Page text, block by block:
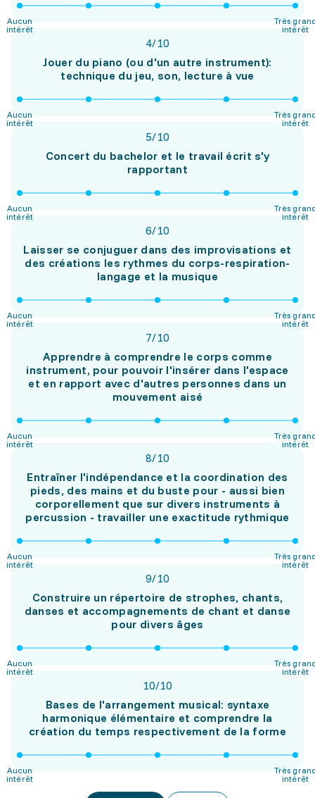
Aucun
intérêt
Très
intérêt
4/10
Jouer du piano (ou d'un autre instrument):
technique du jeu, son, lecture à vue
Aucun
intérêt
Très
intérêt
5/10
Concert du bachelor et le travail écrit s'y
rapportant
Aucun
intérêt
Très
intérêt
6/10
Laisser se conjuguer dans des improvisations et
des créations les rythmes du corps-respiration-
langage et la musique
Aucun
intérêt
Très
intérêt
7/10
Apprendre à comprendre le corps comme
instrument, pour pouvoir l'insérer dans l'espace
et en rapport avec d'autres personnes dans un
mouvement aisé
Aucun
intérêt
Très
intérêt
8/10
Entraîner l'indépendance et la coordination des
pieds, des mains et du buste pour - aussi bien
corporellement que sur divers instruments à
percussion - travailler une exactitude rythmique
Aucun
intérêt
Très
intérêt
9/10
Construire un répertoire de strophes, chants,
danses et accompagnements de chant et danse
pour divers âges
Aucun
intérêt
Très
intérêt
10/10
Bases de l'arrangement musical: syntaxe
harmonique élémentaire et comprendre la
création du temps respectivement de la forme
Aucun
intérêt
Très
intérêt